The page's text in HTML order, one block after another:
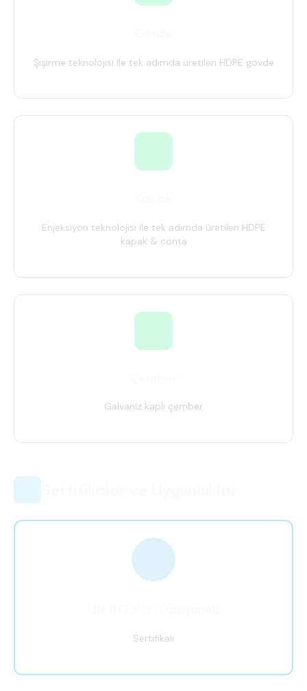
Şişirme teknolojisi ile tek adımda üretilen HDPE gövde
Enjeksiyon teknolojisi ile tek adımda üretilen HDPE
kapak & conta
Galvaniz kaplı çember
Sertifikalı